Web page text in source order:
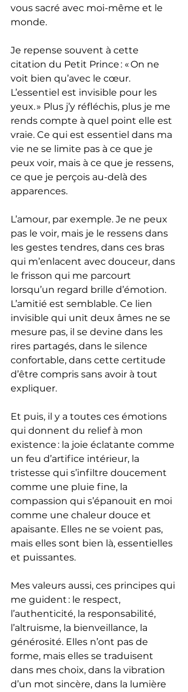
vous sacré avec moi-même et le
monde.
Je repense souvent à cette
citation du Petit Prince : « On ne
voit bien qu’avec le cœur.
L’essentiel est invisible pour les
yeux. » Plus j’y réfléchis, plus je me
rends compte à quel point elle est
vraie. Ce qui est essentiel dans ma
vie ne se limite pas à ce que je
peux voir, mais à ce que je ressens,
ce que je perçois au-delà des
apparences.
L’amour, par exemple. Je ne peux
pas le voir, mais je le ressens dans
les gestes tendres, dans ces bras
qui m’enlacent avec douceur, dans
le frisson qui me parcourt
lorsqu’un regard brille d’émotion.
L’amitié est semblable. Ce lien
invisible qui unit deux âmes ne se
mesure pas, il se devine dans les
rires partagés, dans le silence
confortable, dans cette certitude
d’être compris sans avoir à tout
expliquer.
Et puis, il y a toutes ces émotions
qui donnent du relief à mon
existence : la joie éclatante comme
un feu d’artifice intérieur, la
tristesse qui s’infiltre doucement
comme une pluie fine, la
compassion qui s’épanouit en moi
comme une chaleur douce et
apaisante. Elles ne se voient pas,
mais elles sont bien là, essentielles
et puissantes.
Mes valeurs aussi, ces principes qui
me guident : le respect,
l’authenticité, la responsabilité,
l’altruisme, la bienveillance, la
générosité. Elles n’ont pas de
forme, mais elles se traduisent
dans mes choix, dans la vibration
d’un mot sincère, dans la lumière